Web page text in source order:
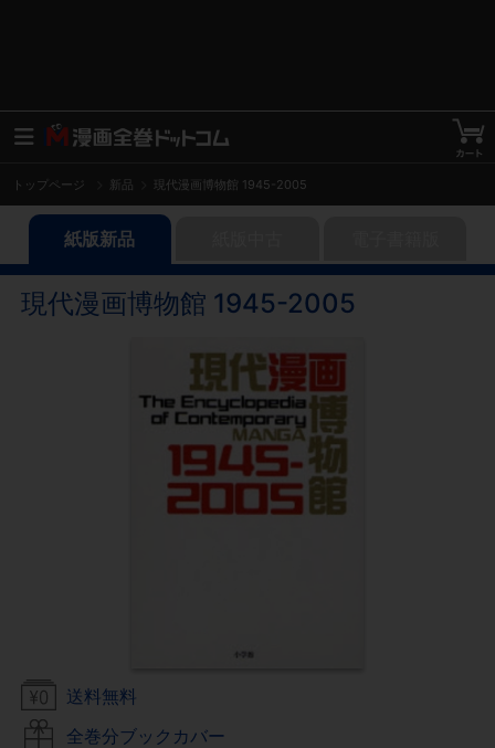
トップページ 新品 現代漫画博物館 1945-2005
紙版新品
現代漫画博物館 1945-2005
送料無料
全巻分ブックカバー